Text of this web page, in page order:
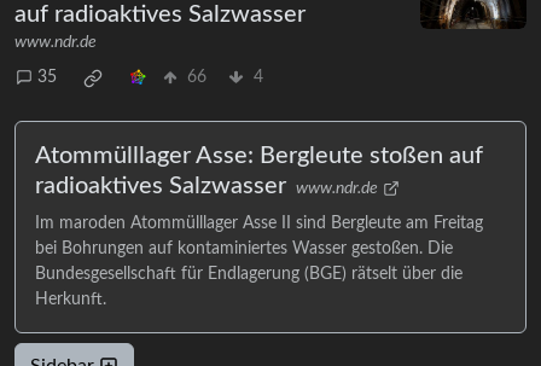
auf radioaktives Salzwasser
www.ndr.de
35 66 4
Atommülllager Asse: Bergleute stoßen auf
radioaktives Salzwasser www.ndr.de
Im maroden Atommülllager Asse II sind Bergleute am Freitag
bei Bohrungen auf kontaminiertes Wasser gestoßen. Die
Bundesgesellschaft für Endlagerung (BGE) rätselt über die
Herkunft.